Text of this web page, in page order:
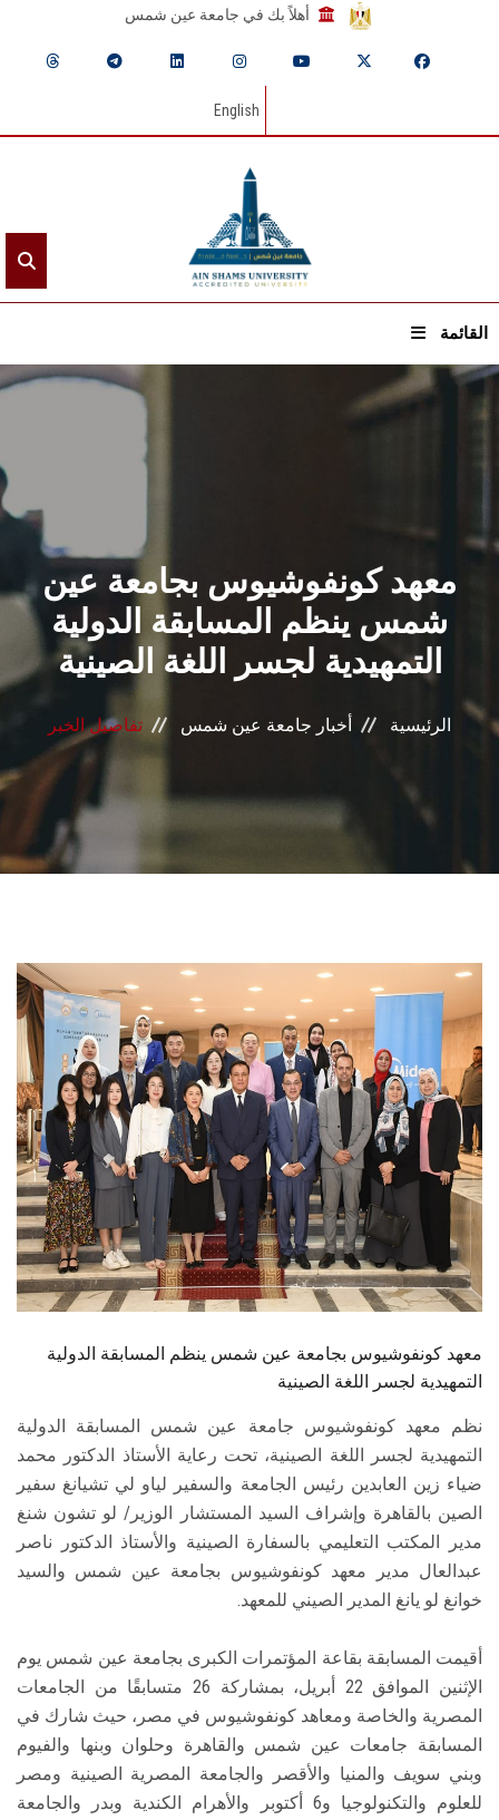
أهلاً بك في جامعة عين شمس
English
القائمة
الرئيسيـة
القطاعـات
الشئون الأكاديمية
البحث العلمي
المراكز والوحدات
الأنظمة الذكية
الطلاب
هيئة التدريس
الدراسات العليا
الخريجين
الموظفون
الزائـرون
سجل الان
معهد كونفوشيوس بجامعة عين
شمس ينظم المسابقة الدولية
التمهيدية لجسر اللغة الصينية
الرئيسية أخبار جامعة عين شمس تفاصيل الخبر
معهد كونفوشيوس بجامعة عين شمس ينظم المسابقة الدولية
التمهيدية لجسر اللغة الصينية
‏نظم معهد كونفوشيوس جامعة عين شمس المسابقة الدولية
التمهيدية لجسر اللغة الصينية، تحت رعاية الأستاذ الدكتور محمد
ضياء زين العابدين رئيس الجامعة والسفير لياو لي تشيانغ سفير
الصين بالقاهرة وإشراف السيد المستشار الوزير/ لو تشون شنغ
مدير المكتب التعليمي بالسفارة الصينية والأستاذ الدكتور ناصر
عبدالعال مدير معهد كونفوشيوس بجامعة عين شمس والسيد
خوانغ لو يانغ المدير الصيني للمعهد.
أقيمت المسابقة بقاعة المؤتمرات الكبرى بجامعة عين شمس يوم
الإثنين الموافق 22 أبريل، بمشاركة 26 متسابقًا من الجامعات
المصرية والخاصة ومعاهد كونفوشيوس في مصر، حيث شارك في
المسابقة جامعات عين شمس والقاهرة وحلوان وبنها والفيوم
وبني سويف والمنيا والأقصر والجامعة المصرية الصينية ومصر
للعلوم والتكنولوجيا و6 أكتوبر والأهرام الكندية وبدر والجامعة